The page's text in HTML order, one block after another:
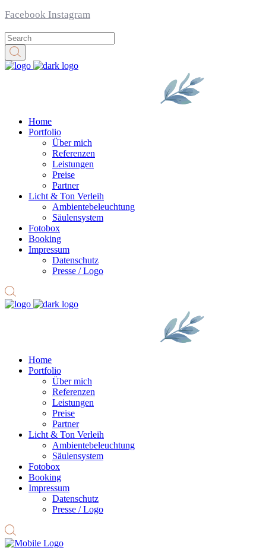
Facebook Instagram
Home
Portfolio
Über mich
Referenzen
Leistungen
Preise
Partner
Licht & Ton Verleih
Ambiente­beleuchtung
Säulensystem
Fotobox
Booking
Impressum
Datenschutz
Presse / Logo
Home
Portfolio
Über mich
Referenzen
Leistungen
Preise
Partner
Licht & Ton Verleih
Ambiente­beleuchtung
Säulensystem
Fotobox
Booking
Impressum
Datenschutz
Presse / Logo